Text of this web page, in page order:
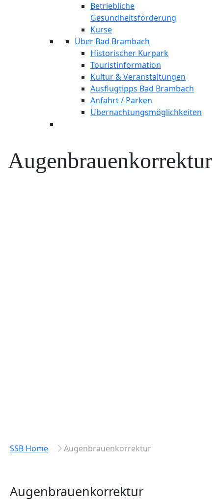
Betriebliche
Gesundheitsförderung
Kurse
Über Bad Brambach
Historischer Kurpark
Touristinformation
Kultur & Veranstaltungen
Ausflugtipps Bad Brambach
Anfahrt / Parken
Übernachtungsmöglichkeiten
Augenbrauenkorrektur
SSB Home Augenbrauenkorrektur
Augenbrauenkorrektur